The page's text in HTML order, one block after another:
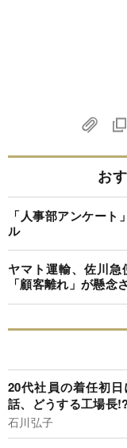
お
「人事部アンケー
ル
ヤマト運輸、佐川
「顧客離れ」が懸念
20代社員の着任初
話、どうする工場長
石川弘子